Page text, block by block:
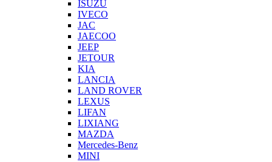
ISUZU
IVECO
JAC
JAECOO
JEEP
JETOUR
KIA
LANCIA
LAND ROVER
LEXUS
LIFAN
LIXIANG
MAZDA
Mercedes-Benz
MINI